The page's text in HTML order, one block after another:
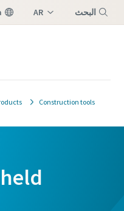
AR البحث
Construction tools